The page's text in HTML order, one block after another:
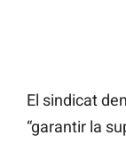
El sindicat
“garantir la